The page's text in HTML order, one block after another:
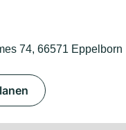
74, 66571 Eppelborn